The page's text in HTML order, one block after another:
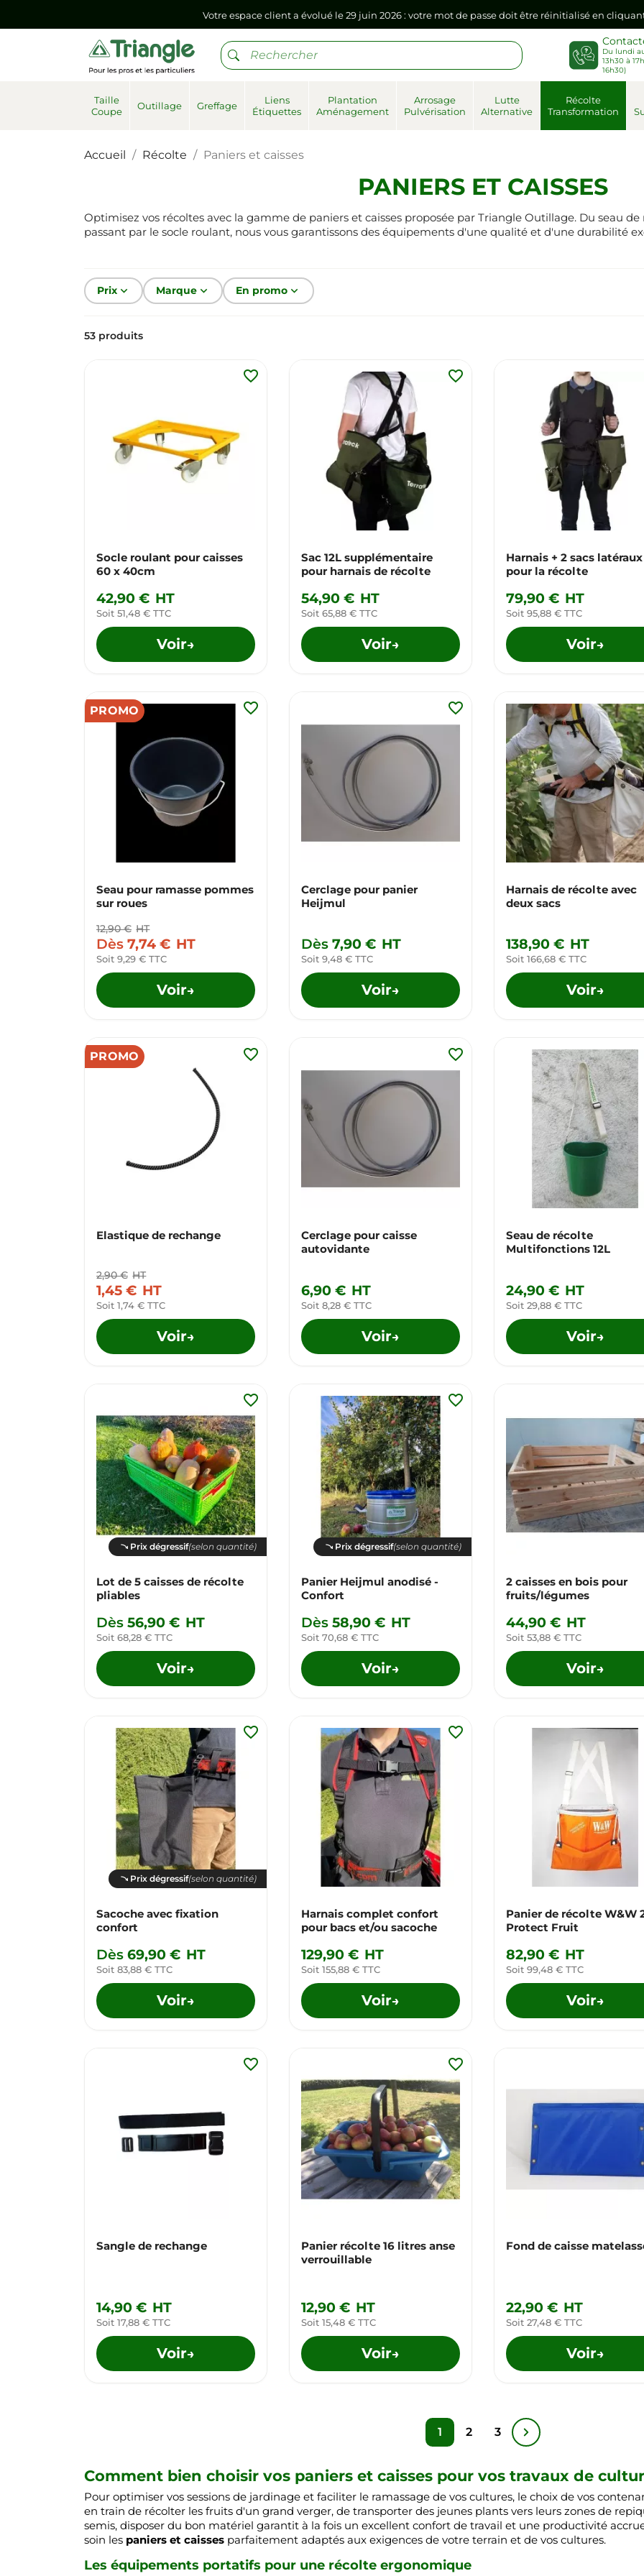
Si vous aviez mémorisé votre précédent mot de passe dans votre navigateur internet, il doit être réenregistré à la
Votre espace client a évolué le 29 juin 2026 : votre mot de passe doit être réinitialisé en
Si vous aviez mémorisé votre précédent mot de passe dans votre navigateur internet, il doit être réenregistré à la
Du lundi
13h30 à
16h30)
Taille
Coupe
Outillage Greffage
Liens
Étiquettes
Plantation
Aménagement
Arrosage
Pulvérisation
Lutte
Alternative
Récolte
Transformation
Accueil Récolte Paniers et caisses
PANIERS ET CAISSES
Optimisez vos récoltes avec la gamme de paniers et caisses proposée par Triangle Outillage. Du seau de
passant par le socle roulant, nous vous garantissons des équipements d'une qualité et d'une durabilité
Prixkeyboard_arrow_down Marquekeyboard_arrow_down En promokeyboard_arrow_down
53 produits
Socle roulant pour caisses
60 x 40cm
42,90 € HT
Soit 51,48 € TTC
Voir→
favorite_border
Sac 12L supplémentaire
pour harnais de récolte
54,90 € HT
Soit 65,88 € TTC
Voir→
favorite_border
Harnais + 2 sacs latéraux
pour la récolte
79,90 € HT
Soit 95,88 € TTC
Voir→
PROMO
Seau pour ramasse pommes
sur roues
12,90 € HT
Dès 7,74 € HT
Soit 9,29 € TTC
Voir→
favorite_border
Cerclage pour panier
Heijmul
Dès 7,90 € HT
Soit 9,48 € TTC
Voir→
favorite_border
Harnais de récolte avec
deux sacs
138,90 € HT
Soit 166,68 € TTC
Voir→
PROMO
Elastique de rechange
2,90 € HT
1,45 € HT
Soit 1,74 € TTC
Voir→
favorite_border
Cerclage pour caisse
autovidante
6,90 € HT
Soit 8,28 € TTC
Voir→
favorite_border
Seau de récolte
Multifonctions 12L
24,90 € HT
Soit 29,88 € TTC
Voir→
Prix dégressif(selon quantité)
Lot de 5 caisses de récolte
pliables
Dès 56,90 € HT
Soit 68,28 € TTC
Voir→
favorite_border
Prix dégressif(selon quantité)
Panier Heijmul anodisé -
Confort
Dès 58,90 € HT
Soit 70,68 € TTC
Voir→
favorite_border
2 caisses en bois pour
fruits/légumes
44,90 € HT
Soit 53,88 € TTC
Voir→
Prix dégressif(selon quantité)
Sacoche avec fixation
confort
Dès 69,90 € HT
Soit 83,88 € TTC
Voir→
favorite_border
Harnais complet confort
pour bacs et/ou sacoche
129,90 € HT
Soit 155,88 € TTC
Voir→
favorite_border
Panier de récolte W&W
Protect Fruit
82,90 € HT
Soit 99,48 € TTC
Voir→
Sangle de rechange
14,90 € HT
Soit 17,88 € TTC
Voir→
favorite_border
Panier récolte 16 litres anse
verrouillable
12,90 € HT
Soit 15,48 € TTC
Voir→
favorite_border
Fond de caisse
22,90 € HT
Soit 27,48 € TTC
Voir→
1 2 3
Comment bien choisir vos paniers et caisses pour vos travaux de
Pour optimiser vos sessions de jardinage et faciliter le ramassage de vos cultures, le choix de vos
en train de récolter les fruits d'un grand verger, de transporter des jeunes plants vers leurs zones de
semis, disposer du bon matériel garantit à la fois un excellent confort de travail et une productivité
soin les paniers et caisses parfaitement adaptés aux exigences de votre terrain et de vos cultures.
Les équipements portatifs pour une récolte ergonomique